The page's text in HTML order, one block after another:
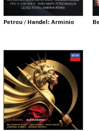
Petrou / Handel: Arminio